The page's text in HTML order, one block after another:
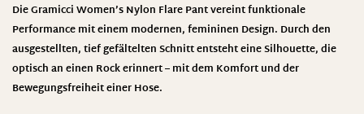
DieGramicciWomen’s Nylon Flare Pant vereint funktionale
Performance mit einem modernen, femininen Design. Durch den
ausgestellten, tief gefältelten Schnitt entsteht eine Silhouette, die
optisch an einen Rock erinnert – mit dem Komfort und der
Bewegungsfreiheit einer Hose.